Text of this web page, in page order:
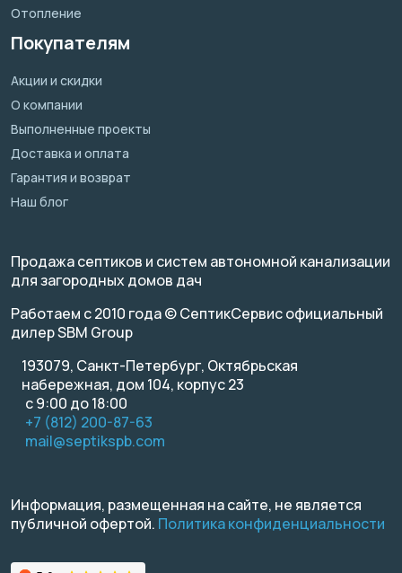
Отопление
Покупателям
Акции и скидки
О компании
Выполненные проекты
Доставка и оплата
Гарантия и возврат
Наш блог
Продажа септиков и систем автономной канализации
для загородных домов дач
Работаем с 2010 года © СептикСервис официальный
дилер SBM Group
193079, Санкт-Петербург, Октябрьская
набережная, дом 104, корпус 23
с 9:00 до 18:00
+7 (812) 200-87-63
mail@septikspb.com
Информация, размещенная на сайте, не является
публичной офертой. Политика конфиденциальности